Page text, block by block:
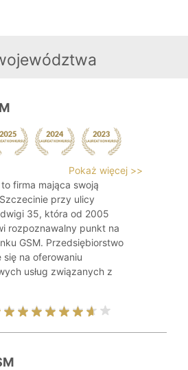
Pokaż więcej >>
to firma mająca swoją
przy ulicy
35, która od 2005
rozpoznawalny punkt na
GSM. Przedsiębiorstwo
się na oferowaniu
usług związanych z